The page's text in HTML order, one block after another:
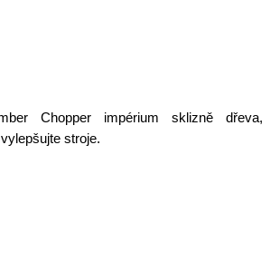
Chopper impérium sklizně dřeva,
stroje.